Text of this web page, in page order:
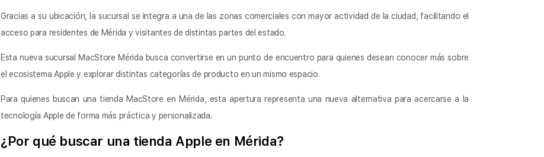
Gracias a su ubicación, la sucursal se integra a una de las zonas comerciales con mayor actividad de la ciudad, facilitando el
acceso para residentes de Mérida y visitantes de distintas partes del estado.
Esta nueva sucursal MacStore Mérida busca convertirse en un punto de encuentro para quienes desean conocer más sobre
el ecosistema Apple y explorar distintas categorías de producto en un mismo espacio.
Para quienes buscan una tienda MacStore en Mérida, esta apertura representa una nueva alternativa para acercarse a la
tecnología Apple de forma más práctica y personalizada.
¿Por qué buscar una tienda Apple en Mérida?